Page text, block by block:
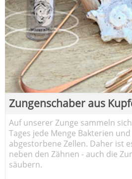
Zungenschaber aus
Auf unserer Zunge sammeln
Tages jede Menge Bakterien und
abgestorbene Zellen. Daher ist
neben den Zähnen - auch die
säubern.